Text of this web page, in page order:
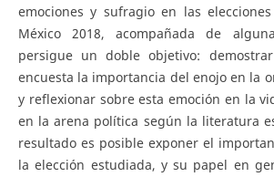
emociones y sufragio en las
México 2018, acompañada de
persigue un doble objetivo:
encuesta la importancia del enojo en la
y reflexionar sobre esta emoción en la
en la arena política según la literatura
resultado es posible exponer el
la elección estudiada, y su papel en